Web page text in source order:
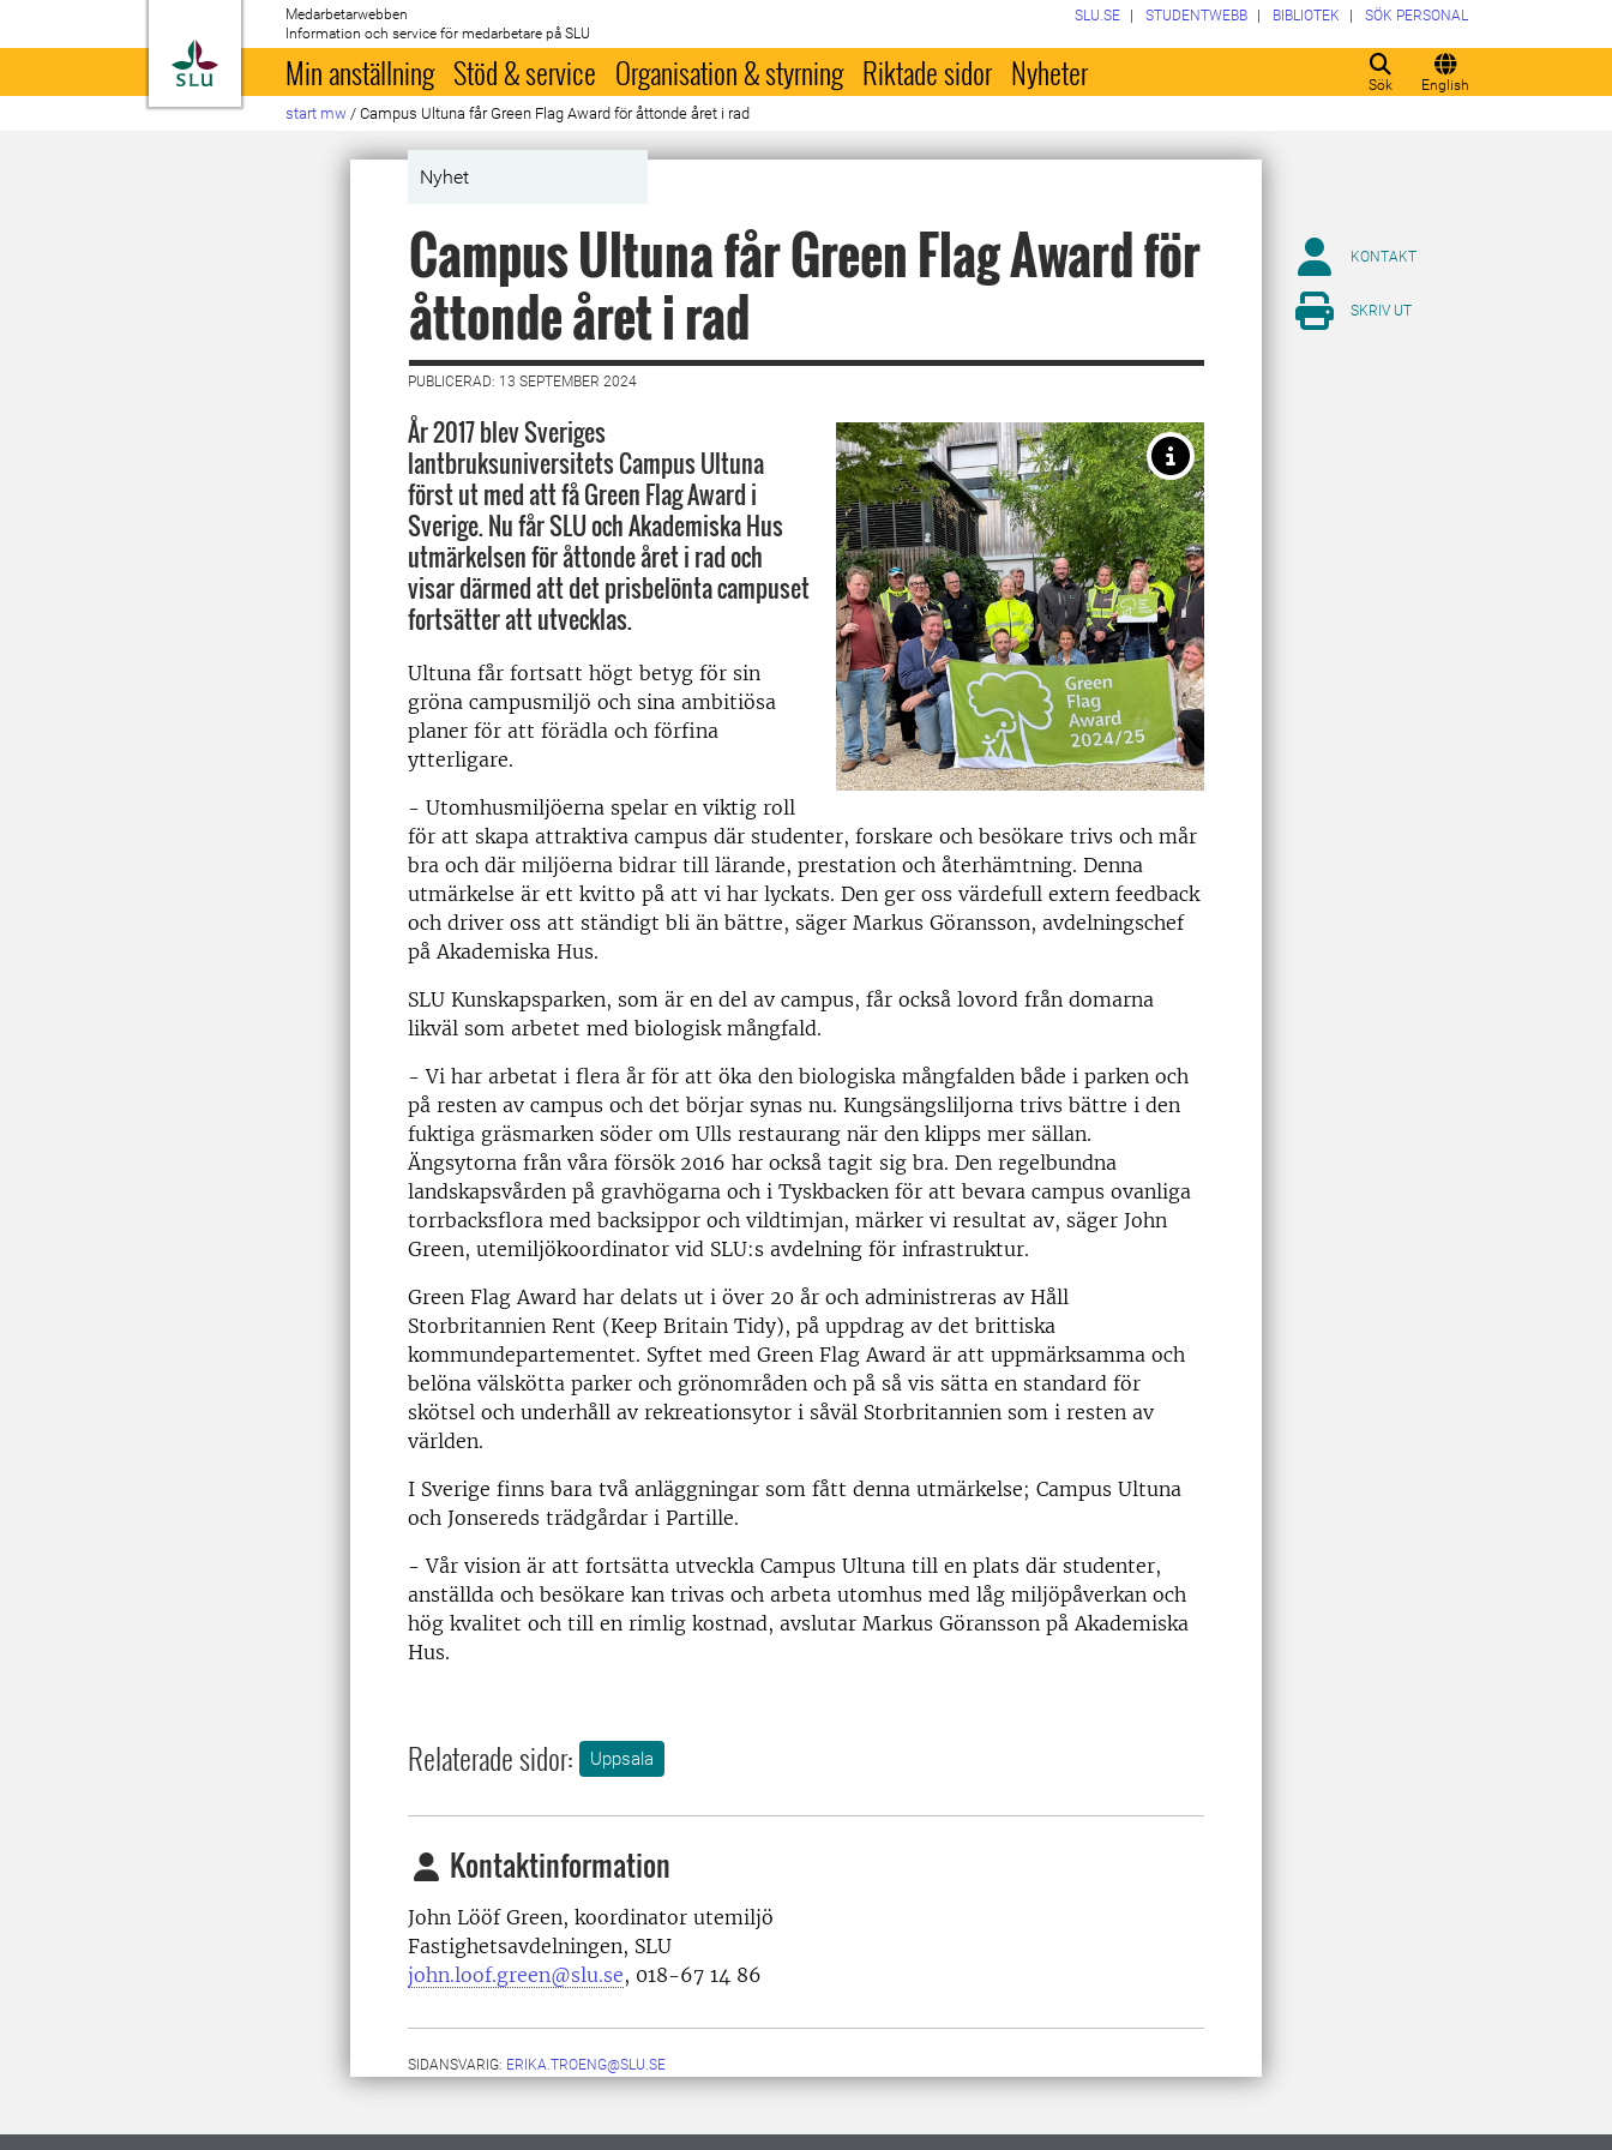
Till startsida
Medarbetarwebben
Information och service för medarbetare på SLU
Sök English
SLU.SE STUDENTWEBB BIBLIOTEK SÖK PERSONAL
Min anställning Stöd & service Organisation & styrning Riktade sidor Nyheter
start mw / Campus Ultuna får Green Flag Award för åttonde året i rad
Nyhet
Campus Ultuna får Green Flag Award för
åttonde året i rad
PUBLICERAD: 13 SEPTEMBER 2024
År 2017 blev Sveriges
lantbruksuniversitets Campus Ultuna
först ut med att få Green Flag Award i
Sverige. Nu får SLU och Akademiska Hus
utmärkelsen för åttonde året i rad och
visar därmed att det prisbelönta campuset
fortsätter att utvecklas.
Ultuna får fortsatt högt betyg för sin
gröna campusmiljö och sina ambitiösa
planer för att förädla och förfina
ytterligare.
- Utomhusmiljöerna spelar en viktig roll
för att skapa attraktiva campus där studenter, forskare och besökare trivs och mår
bra och där miljöerna bidrar till lärande, prestation och återhämtning. Denna
utmärkelse är ett kvitto på att vi har lyckats. Den ger oss värdefull extern feedback
och driver oss att ständigt bli än bättre, säger Markus Göransson, avdelningschef
på Akademiska Hus.
SLU Kunskapsparken, som är en del av campus, får också lovord från domarna
likväl som arbetet med biologisk mångfald.
- Vi har arbetat i flera år för att öka den biologiska mångfalden både i parken och
på resten av campus och det börjar synas nu. Kungsängsliljorna trivs bättre i den
fuktiga gräsmarken söder om Ulls restaurang när den klipps mer sällan.
Ängsytorna från våra försök 2016 har också tagit sig bra. Den regelbundna
landskapsvården på gravhögarna och i Tyskbacken för att bevara campus ovanliga
torrbacksflora med backsippor och vildtimjan, märker vi resultat av, säger John
Green, utemiljökoordinator vid SLU:s avdelning för infrastruktur.
Green Flag Award har delats ut i över 20 år och administreras av Håll
Storbritannien Rent (Keep Britain Tidy), på uppdrag av det brittiska
kommundepartementet. Syftet med Green Flag Award är att uppmärksamma och
belöna välskötta parker och grönområden och på så vis sätta en standard för
skötsel och underhåll av rekreationsytor i såväl Storbritannien som i resten av
världen.
I Sverige finns bara två anläggningar som fått denna utmärkelse; Campus Ultuna
och Jonsereds trädgårdar i Partille.
- Vår vision är att fortsätta utveckla Campus Ultuna till en plats där studenter,
anställda och besökare kan trivas och arbeta utomhus med låg miljöpåverkan och
hög kvalitet och till en rimlig kostnad, avslutar Markus Göransson på Akademiska
Hus.
Relaterade sidor: Uppsala
Kontaktinformation
John Lööf Green, koordinator utemiljö
Fastighetsavdelningen, SLU
john.loof.green@slu.se, 018-67 14 86
SIDANSVARIG: ERIKA.TROENG@SLU.SE
KONTAKT
SKRIV UT